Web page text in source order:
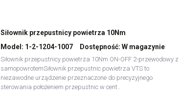
Siłownik przepustnicy powietrza 10Nm
Model: 1-2-1204-1007 Dostępność: W magazynie
Siłownik przepustnicy powietrza 10Nm ON-OFF 2-przewodowy z
samopowrotemSiłownik przepustnic powietrza VTS to
niezawodne urządzenie przeznaczone do precyzyjnego
sterowania położeniem przepustnic w cent..